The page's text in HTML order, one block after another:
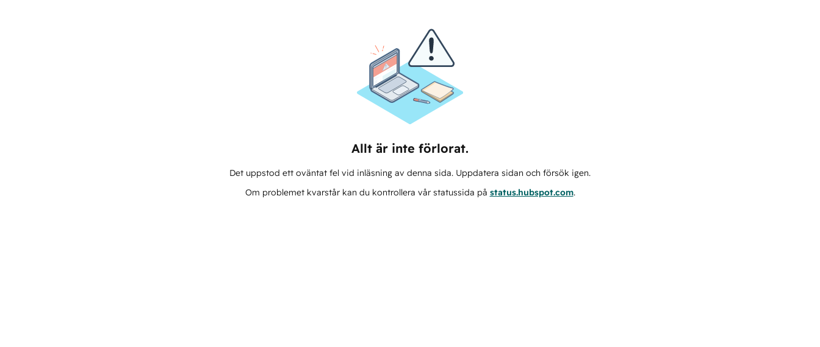
Allt är inte förlorat.
Det uppstod ett oväntat fel vid inläsning av denna sida. Uppdatera sidan och försök igen.
Om problemet kvarstår kan du kontrollera vår statussida på status.hubspot.com.